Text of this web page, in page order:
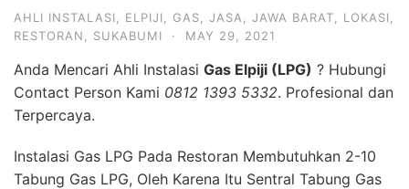
AHLI INSTALASI ELPIJI GAS JASA JAWA BARAT LOKASI
RESTORAN
SUKABUMI · MAY 29, 2021
Anda Mencari Ahli Instalasi Gas Elpiji (LPG) ? Hubungi
Contact Person Kami 0812 1393 5332. Profesional dan
Terpercaya.
Instalasi Gas LPG Pada Restoran Membutuhkan 2-10
Tabung Gas LPG, Oleh Karena Itu Sentral Tabung Gas